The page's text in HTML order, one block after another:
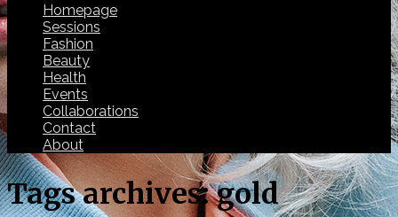
Homepage
Sessions
Fashion
Beauty
Health
Events
Collaborations
Contact
About
Tags archives: gold